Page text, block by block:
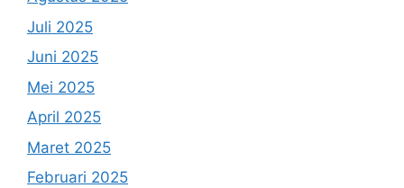
Juli 2025
Juni 2025
Mei 2025
April 2025
Maret 2025
Februari 2025